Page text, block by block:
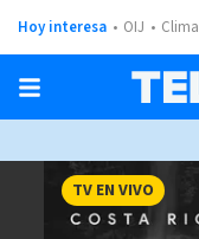
Hoy interesa OIJ Clima
TV EN VIVO